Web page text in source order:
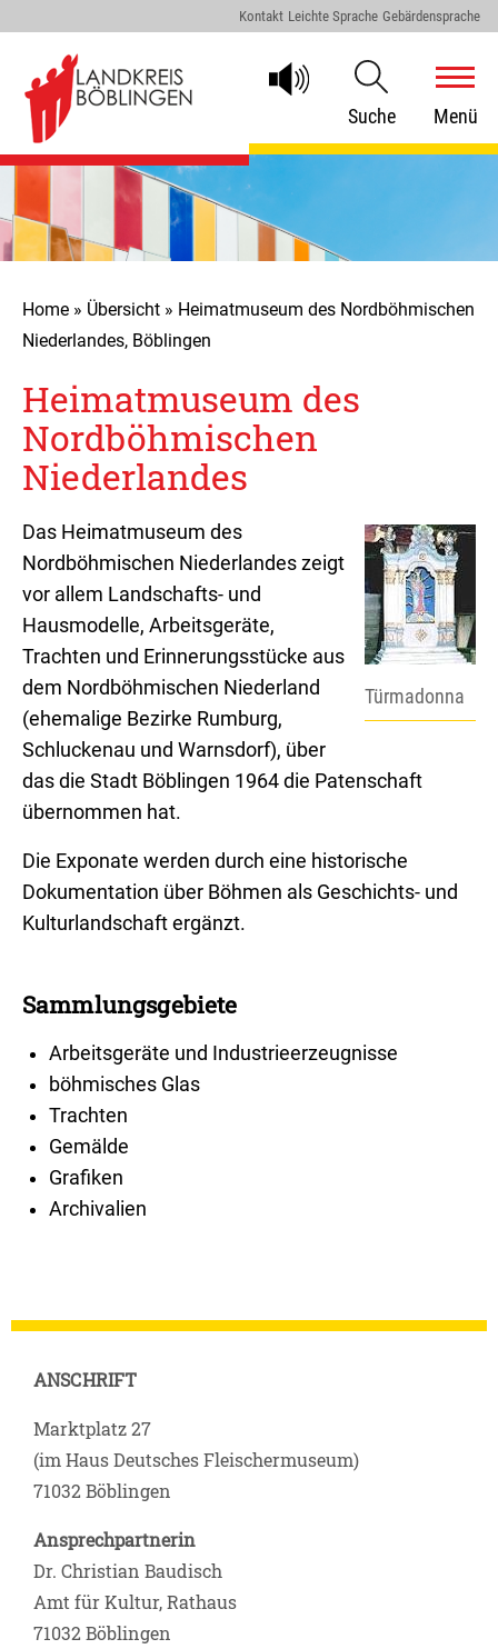
Kontakt Leichte Sprache Gebärdensprache
Suche Menü
Home » Übersicht » Heimatmuseum des Nordböhmischen
Niederlandes, Böblingen
Heimatmuseum des
Nordböhmischen
Niederlandes
Türmadonna
Das Heimatmuseum des
Nordböhmischen Niederlandes zeigt
vor allem Landschafts- und
Hausmodelle, Arbeitsgeräte,
Trachten und Erinnerungsstücke aus
dem Nordböhmischen Niederland
(ehemalige Bezirke Rumburg,
Schluckenau und Warnsdorf), über
das die Stadt Böblingen 1964 die Patenschaft
übernommen hat.
Die Exponate werden durch eine historische
Dokumentation über Böhmen als Geschichts- und
Kulturlandschaft ergänzt.
Sammlungsgebiete​
Arbeitsgeräte und Industrieerzeugnisse
böhmisches Glas
Trachten
Gemälde
Grafiken
Archivalien
ANSCHRIFT
Marktplatz 27
(im Haus Deutsches Fleischermuseum)
71032 Böblingen
Ansprechpartnerin
Dr. Christian Baudisch
Amt für Kultur, Rathaus
71032 Böblingen